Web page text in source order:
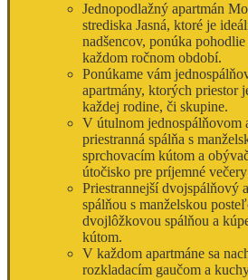
Jednopodlažný apartmán
strediska Jasná, ktoré je
nadšencov, ponúka
každom ročnom období.
Ponúkame vám
apartmány, ktorých priestor
každej rodine, či skupine.
V útulnom jednospálňovom
priestranná spálňa s
sprchovacím kútom a
útočisko pre príjemné
Priestrannejší dvojspálňový
spálňou s manželskou
dvojlôžkovou spálňou a
kútom.
V každom apartmáne sa
rozkladacím gaučom a